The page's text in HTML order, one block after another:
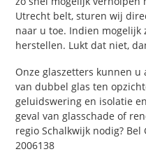
Utrecht belt, sturen wij
naar u toe. Indien mogelijk
herstellen. Lukt dat niet,
Onze glaszetters kunnen
van dubbel glas ten
geluidswering en isolatie
geval van glasschade of
regio Schalkwijk nodig?
2006138